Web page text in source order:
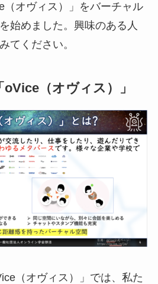
（オヴィス）」をバーチャル
始めました。興味のある人
てください。
（オヴィス）」
（オヴィス）」では、私た